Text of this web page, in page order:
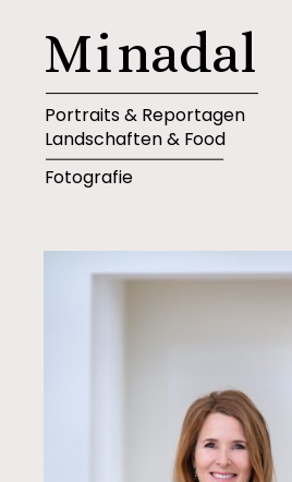
Fotografie
Portraits & Reportagen
Landschaften & Food
Minadal